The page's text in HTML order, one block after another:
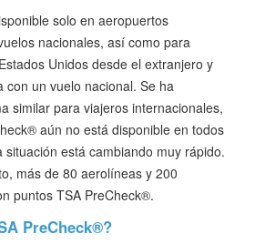
solo en aeropuertos
nacionales, así como para
Unidos desde el extranjero y
con un vuelo nacional. Se ha
similar para viajeros internacionales,
aún no está disponible en todos
está cambiando muy rápido.
más de 80 aerolíneas y 200
puntos TSA PreCheck®.
PreCheck®?